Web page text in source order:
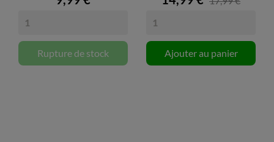
Rupture de stock Ajouter au panier